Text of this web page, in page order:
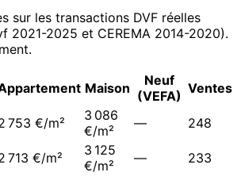
sur les transactions DVF réelles
2021-2025 et CEREMA 2014-2020).
Maison
Neuf
(VEFA) Ventes
753 €/m²
3 086
€/m²
— 248
713 €/m²
3 125
€/m²
— 233